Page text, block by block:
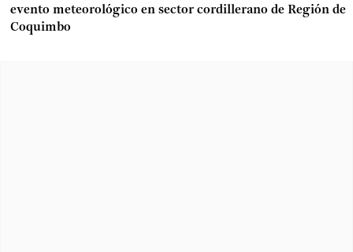
evento meteorológico en sector cordillerano de Región de
Coquimbo